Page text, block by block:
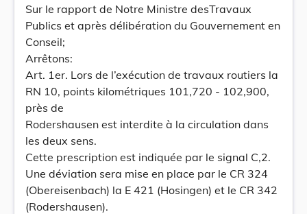
Sur le rapport de Notre Ministre desTravaux
Publics et après délibération du Gouvernement en
Conseil;
Arrêtons:
Art. 1er. Lors de l’exécution de travaux routiers la
RN 10, points kilométriques 101,720 - 102,900,
près de
Rodershausen est interdite à la circulation dans
les deux sens.
Cette prescription est indiquée par le signal C,2.
Une déviation sera mise en place par le CR 324
(Obereisenbach) la E 421 (Hosingen) et le CR 342
(Rodershausen).